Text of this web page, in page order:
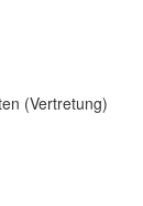
(Vertretung)